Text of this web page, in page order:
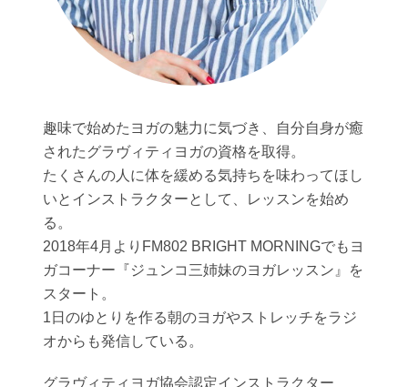
趣味で始めたヨガの魅力に気づき、自分自身が癒
されたグラヴィティヨガの資格を取得。
たくさんの人に体を緩める気持ちを味わってほし
いとインストラクターとして、レッスンを始め
る。
2018年4月よりFM802 BRIGHT MORNINGでもヨ
ガコーナー『ジュンコ三姉妹のヨガレッスン』を
スタート。
1日のゆとりを作る朝のヨガやストレッチをラジ
オからも発信している。
グラヴィティヨガ協会認定インストラクター